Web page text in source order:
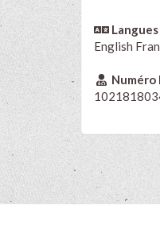
Langues
English
Numéro